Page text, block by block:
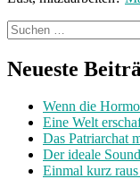
Suchen
nach:
Neueste
Wenn die
Eine Welt
Das Patriarchat
Der ideale
Einmal kurz